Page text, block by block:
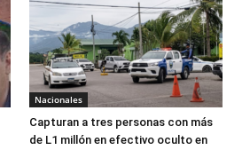
Nacionales
Capturan a tres personas con más
de L1 millón en efectivo oculto en